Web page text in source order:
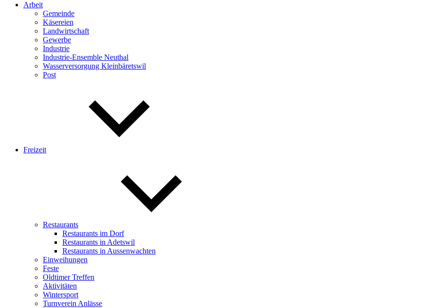
Arbeit
Gemeinde
Käsereien
Landwirtschaft
Gewerbe
Industrie
Industrie-Ensemble Neuthal
Wasserversorgung Kleinbäretswil
Post
Freizeit
Restaurants
Restaurants im Dorf
Restaurants in Adetswil
Restaurants in Aussenwachten
Einweihungen
Feste
Oldtimer Treffen
Aktivitäten
Wintersport
Turnverein Anlässe